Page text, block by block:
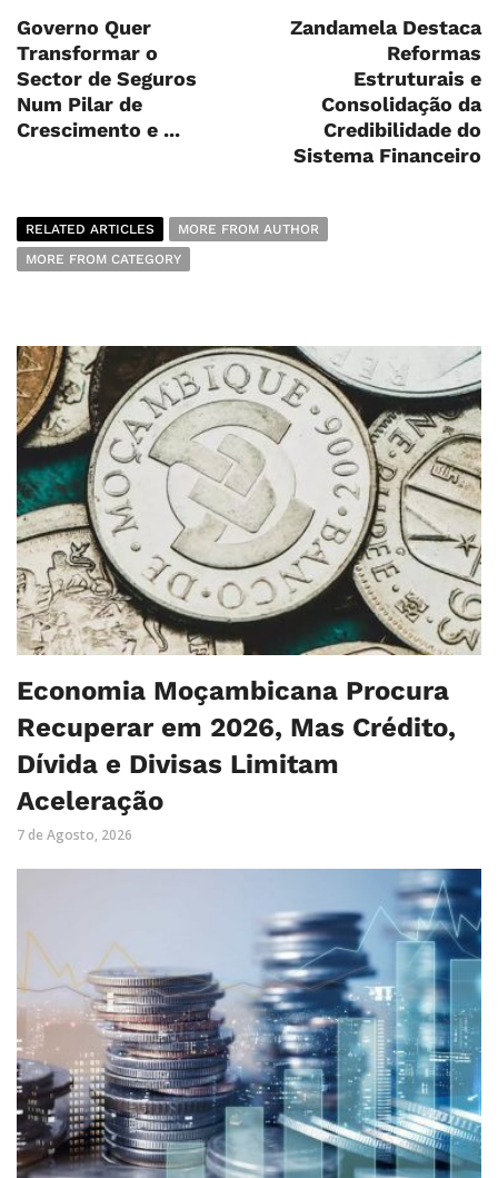
Governo Quer
Transformar o
Sector de Seguros
Num Pilar de
Crescimento e ...
Zandamela Destaca
Reformas
Estruturais e
Consolidação da
Credibilidade do
Sistema Financeiro
RELATED ARTICLES
MORE FROM AUTHOR
MORE FROM CATEGORY
Economia Moçambicana Procura
Recuperar em 2026, Mas Crédito,
Dívida e Divisas Limitam
Aceleração
7 de Agosto, 2026